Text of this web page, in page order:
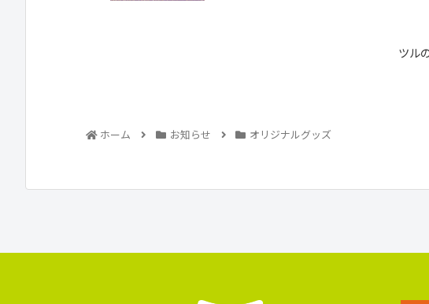
ツル
ホーム お知らせ オリジナルグッズ